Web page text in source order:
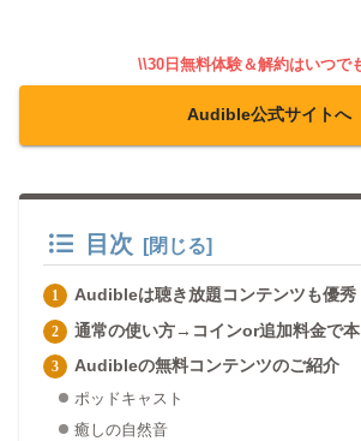
\\30日無料体験＆解約はいつで
Audible公式サイトへ
目次
Audibleは聴き放題コンテンツも優秀
通常の使い方→コインor追加料金で本
Audibleの無料コンテンツのご紹介
ポッドキャスト
癒しの自然音